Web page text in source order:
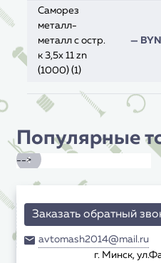
Саморез
металл-
металл с остр.
к 3,5x 11 zn
(1000) (1)
— BYN
Популярные
-->
Заказать обратный
avtomash2014@mail.ru
г. Минск,